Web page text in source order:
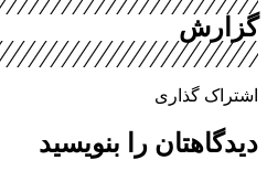
گزارش
اشتراک گذاری
دیدگاهتان را بنویسید